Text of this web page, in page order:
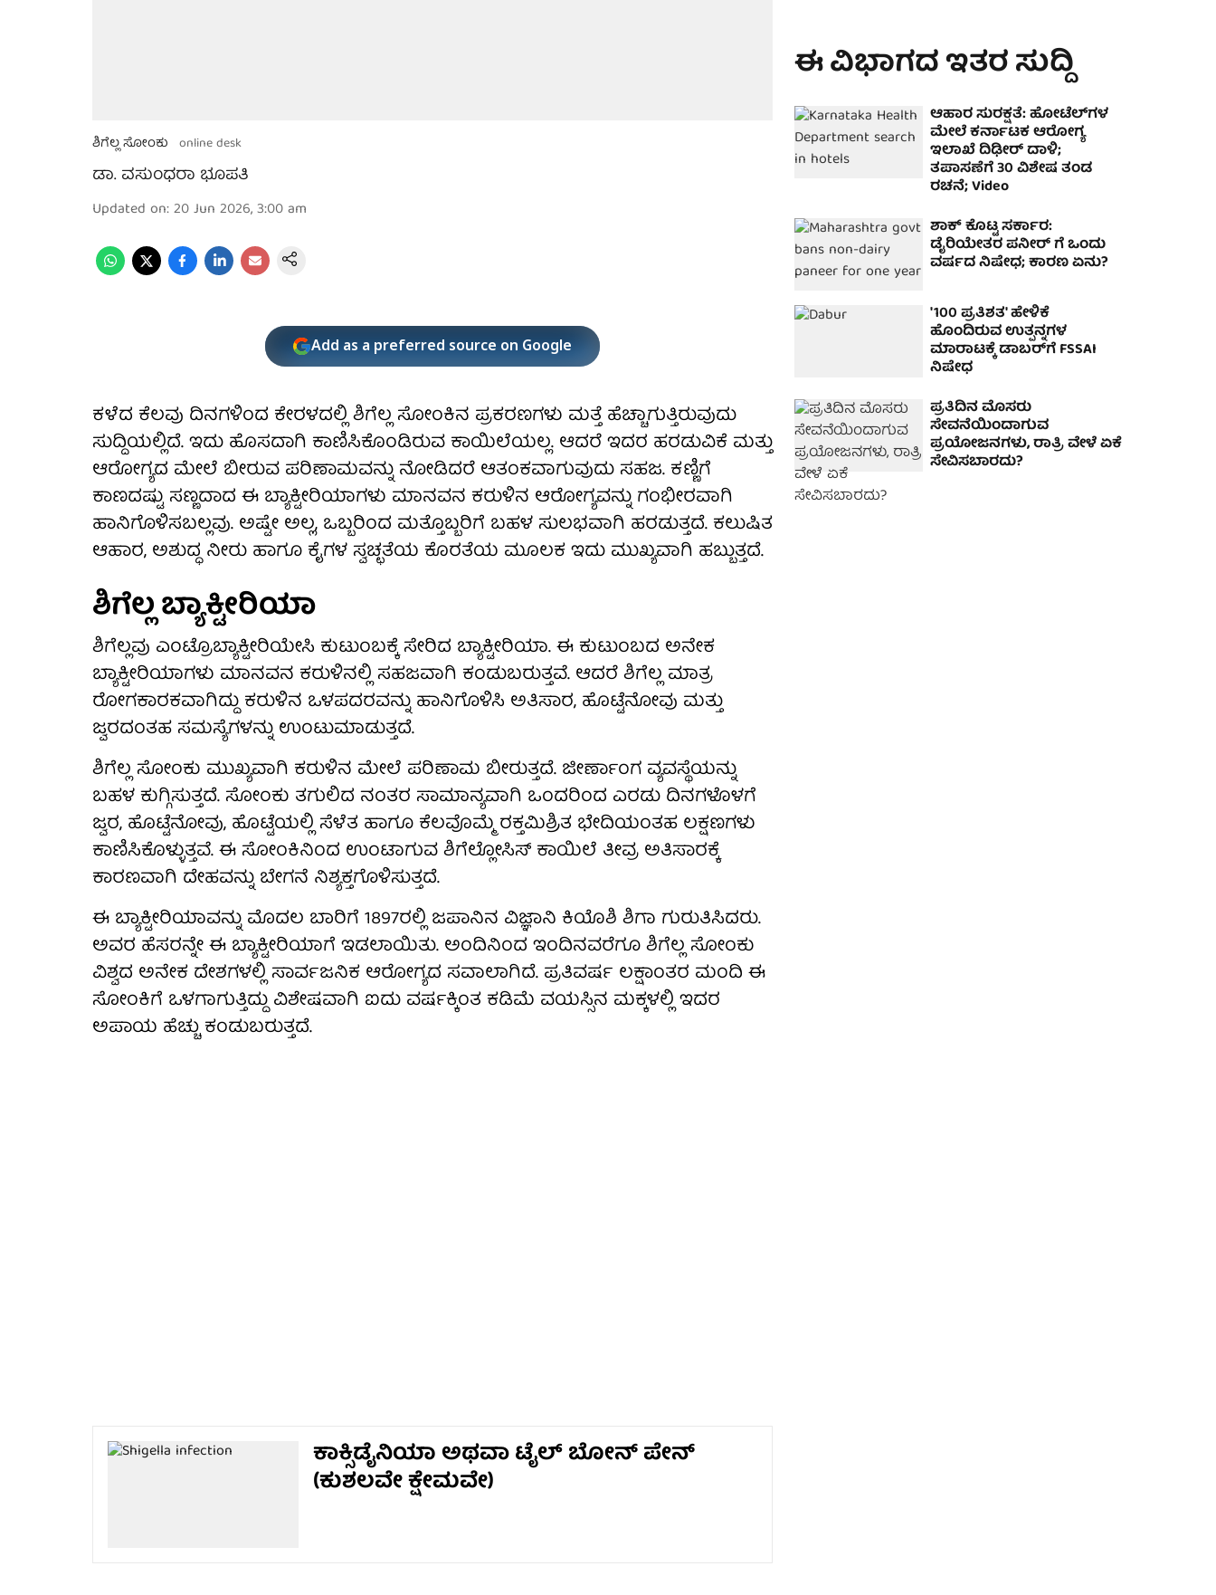
ಶಿಗೆಲ್ಲ ಸೋಂಕು online desk
ಡಾ. ವಸುಂಧರಾ ಭೂಪತಿ
Updated on:20 Jun 2026, 3:00 am
Add as a preferred source on Google
ಕಳೆದ ಕೆಲವು ದಿನಗಳಿಂದ ಕೇರಳದಲ್ಲಿ ಶಿಗೆಲ್ಲ ಸೋಂಕಿನ ಪ್ರಕರಣಗಳು ಮತ್ತೆ ಹೆಚ್ಚಾಗುತ್ತಿರುವುದು
ಸುದ್ದಿಯಲ್ಲಿದೆ. ಇದು ಹೊಸದಾಗಿ ಕಾಣಿಸಿಕೊಂಡಿರುವ ಕಾಯಿಲೆಯಲ್ಲ. ಆದರೆ ಇದರ ಹರಡುವಿಕೆ ಮತ್ತು
ಆರೋಗ್ಯದ ಮೇಲೆ ಬೀರುವ ಪರಿಣಾಮವನ್ನು ನೋಡಿದರೆ ಆತಂಕವಾಗುವುದು ಸಹಜ. ಕಣ್ಣಿಗೆ
ಕಾಣದಷ್ಟು ಸಣ್ಣದಾದ ಈ ಬ್ಯಾಕ್ಟೀರಿಯಾಗಳು ಮಾನವನ ಕರುಳಿನ ಆರೋಗ್ಯವನ್ನು ಗಂಭೀರವಾಗಿ
ಹಾನಿಗೊಳಿಸಬಲ್ಲವು. ಅಷ್ಟೇ ಅಲ್ಲ, ಒಬ್ಬರಿಂದ ಮತ್ತೊಬ್ಬರಿಗೆ ಬಹಳ ಸುಲಭವಾಗಿ ಹರಡುತ್ತದೆ. ಕಲುಷಿತ
ಆಹಾರ, ಅಶುದ್ಧ ನೀರು ಹಾಗೂ ಕೈಗಳ ಸ್ವಚ್ಛತೆಯ ಕೊರತೆಯ ಮೂಲಕ ಇದು ಮುಖ್ಯವಾಗಿ ಹಬ್ಬುತ್ತದೆ.
ಶಿಗೆಲ್ಲ ಬ್ಯಾಕ್ಟೀರಿಯಾ
ಶಿಗೆಲ್ಲವು ಎಂಟ್ರೊಬ್ಯಾಕ್ಟೀರಿಯೇಸಿ ಕುಟುಂಬಕ್ಕೆ ಸೇರಿದ ಬ್ಯಾಕ್ಟೀರಿಯಾ. ಈ ಕುಟುಂಬದ ಅನೇಕ
ಬ್ಯಾಕ್ಟೀರಿಯಾಗಳು ಮಾನವನ ಕರುಳಿನಲ್ಲಿ ಸಹಜವಾಗಿ ಕಂಡುಬರುತ್ತವೆ. ಆದರೆ ಶಿಗೆಲ್ಲ ಮಾತ್ರ
ರೋಗಕಾರಕವಾಗಿದ್ದು ಕರುಳಿನ ಒಳಪದರವನ್ನು ಹಾನಿಗೊಳಿಸಿ ಅತಿಸಾರ, ಹೊಟ್ಟೆನೋವು ಮತ್ತು
ಜ್ವರದಂತಹ ಸಮಸ್ಯೆಗಳನ್ನು ಉಂಟುಮಾಡುತ್ತದೆ.
ಶಿಗೆಲ್ಲ ಸೋಂಕು ಮುಖ್ಯವಾಗಿ ಕರುಳಿನ ಮೇಲೆ ಪರಿಣಾಮ ಬೀರುತ್ತದೆ. ಜೀರ್ಣಾಂಗ ವ್ಯವಸ್ಥೆಯನ್ನು
ಬಹಳ ಕುಗ್ಗಿಸುತ್ತದೆ. ಸೋಂಕು ತಗುಲಿದ ನಂತರ ಸಾಮಾನ್ಯವಾಗಿ ಒಂದರಿಂದ ಎರಡು ದಿನಗಳೊಳಗೆ
ಜ್ವರ, ಹೊಟ್ಟೆನೋವು, ಹೊಟ್ಟೆಯಲ್ಲಿ ಸೆಳೆತ ಹಾಗೂ ಕೆಲವೊಮ್ಮೆ ರಕ್ತಮಿಶ್ರಿತ ಭೇದಿಯಂತಹ ಲಕ್ಷಣಗಳು
ಕಾಣಿಸಿಕೊಳ್ಳುತ್ತವೆ. ಈ ಸೋಂಕಿನಿಂದ ಉಂಟಾಗುವ ಶಿಗೆಲ್ಲೋಸಿಸ್ ಕಾಯಿಲೆ ತೀವ್ರ ಅತಿಸಾರಕ್ಕೆ
ಕಾರಣವಾಗಿ ದೇಹವನ್ನು ಬೇಗನೆ ನಿಶ್ಯಕ್ತಗೊಳಿಸುತ್ತದೆ.
ಈ ಬ್ಯಾಕ್ಟೀರಿಯಾವನ್ನು ಮೊದಲ ಬಾರಿಗೆ 1897ರಲ್ಲಿ ಜಪಾನಿನ ವಿಜ್ಞಾನಿ ಕಿಯೊಶಿ ಶಿಗಾ ಗುರುತಿಸಿದರು.
ಅವರ ಹೆಸರನ್ನೇ ಈ ಬ್ಯಾಕ್ಟೀರಿಯಾಗೆ ಇಡಲಾಯಿತು. ಅಂದಿನಿಂದ ಇಂದಿನವರೆಗೂ ಶಿಗೆಲ್ಲ ಸೋಂಕು
ವಿಶ್ವದ ಅನೇಕ ದೇಶಗಳಲ್ಲಿ ಸಾರ್ವಜನಿಕ ಆರೋಗ್ಯದ ಸವಾಲಾಗಿದೆ. ಪ್ರತಿವರ್ಷ ಲಕ್ಷಾಂತರ ಮಂದಿ ಈ
ಸೋಂಕಿಗೆ ಒಳಗಾಗುತ್ತಿದ್ದು ವಿಶೇಷವಾಗಿ ಐದು ವರ್ಷಕ್ಕಿಂತ ಕಡಿಮೆ ವಯಸ್ಸಿನ ಮಕ್ಕಳಲ್ಲಿ ಇದರ
ಅಪಾಯ ಹೆಚ್ಚು ಕಂಡುಬರುತ್ತದೆ.
ಕಾಕ್ಸಿಡೈನಿಯಾ ಅಥವಾ ಟೈಲ್ ಬೋನ್ ಪೇನ್
(ಕುಶಲವೇ ಕ್ಷೇಮವೇ)
ಈ ವಿಭಾಗದ ಇತರ ಸುದ್ದಿ
ಆಹಾರ ಸುರಕ್ಷತೆ: ಹೋಟೆಲ್‌ಗಳ
ಮೇಲೆ ಕರ್ನಾಟಕ ಆರೋಗ್ಯ
ಇಲಾಖೆ ದಿಢೀರ್ ದಾಳಿ;
ತಪಾಸಣೆಗೆ 30 ವಿಶೇಷ ತಂಡ
ರಚನೆ; Video
ಶಾಕ್ ಕೊಟ್ಟ ಸರ್ಕಾರ:
ಡೈರಿಯೇತರ ಪನೀರ್ ಗೆ ಒಂದು
ವರ್ಷದ ನಿಷೇಧ; ಕಾರಣ ಏನು?
'100 ಪ್ರತಿಶತ' ಹೇಳಿಕೆ
ಹೊಂದಿರುವ ಉತ್ಪನ್ನಗಳ
ಮಾರಾಟಕ್ಕೆ ಡಾಬರ್‌ಗೆ FSSAI
ನಿಷೇಧ
ಪ್ರತಿದಿನ ಮೊಸರು
ಸೇವನೆಯಿಂದಾಗುವ
ಪ್ರಯೋಜನಗಳು, ರಾತ್ರಿ ವೇಳೆ ಏಕೆ
ಸೇವಿಸಬಾರದು?